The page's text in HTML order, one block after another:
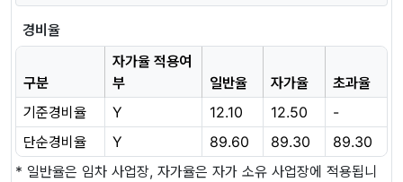
경비율
구분
자가율 적용여
부
일반율 자가율
초과율
기준경비율
Y 12.10 12.50
-
단순경비율
Y 89.60 89.30
89.30
* 일반율은 임차 사업장, 자가율은 자가 소유 사업장에 적용됩니